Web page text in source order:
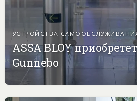
УСТРОЙСТВА
ASSA BLOY
Gunnebo